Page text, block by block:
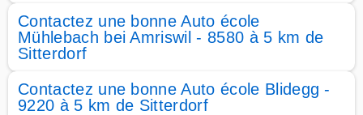
Contactez une bonne Auto école
Mühlebach bei Amriswil - 8580 à 5 km de
Sitterdorf
Contactez une bonne Auto école Blidegg -
9220 à 5 km de Sitterdorf